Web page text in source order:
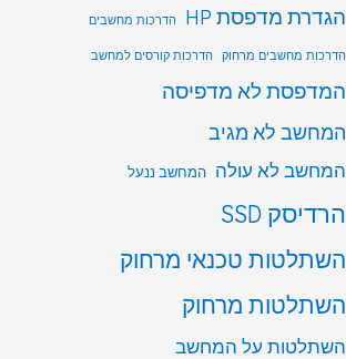
הגדרת מדפסת HP הדרכות מחשבים
הדרכות מחשבים מרחוק הדרכות קורסים למחשב
המדפסת לא מדפיסה
המחשב לא מגיב
המחשב לא עולה המחשב ננעל
הרדיסק SSD
השתלטות טכנאי מרחוק
השתלטות מרחוק
השתלטות על המחשב